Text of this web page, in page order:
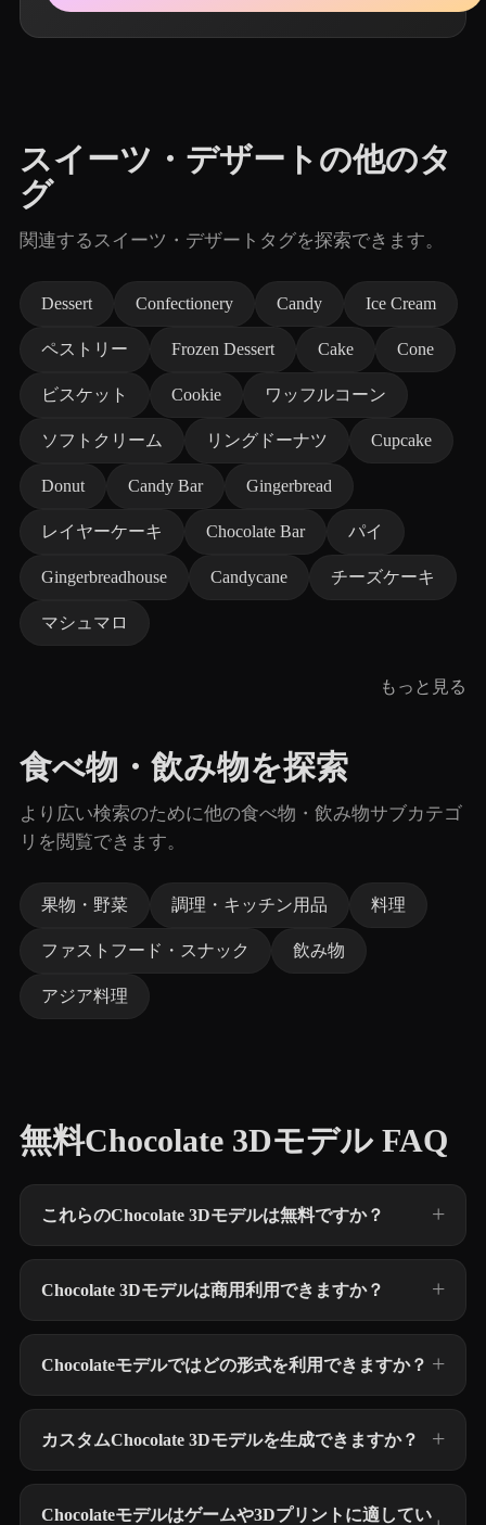
スイーツ・デザートの他のタ
グ
関連するスイーツ・デザートタグを探索できます。
Dessert Confectionery Candy Ice Cream
ペストリー Frozen Dessert Cake Cone
ビスケット Cookie ワッフルコーン
ソフトクリーム リングドーナツ Cupcake
Donut Candy Bar Gingerbread
レイヤーケーキ Chocolate Bar パイ
Gingerbreadhouse Candycane チーズケーキ
マシュマロ
もっと見る
食べ物・飲み物を探索
より広い検索のために他の食べ物・飲み物サブカテゴ
リを閲覧できます。
果物・野菜 調理・キッチン用品 料理
ファストフード・スナック 飲み物
アジア料理
無料Chocolate 3Dモデル FAQ
これらのChocolate 3Dモデルは無料ですか？
Chocolate 3Dモデルは商用利用できますか？
Chocolateモデルではどの形式を利用できますか？
カスタムChocolate 3Dモデルを生成できますか？
Chocolateモデルはゲームや3Dプリントに適してい